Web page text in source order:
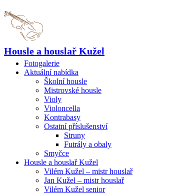
Housle a houslař Kužel
Fotogalerie
Aktuální nabídka
Školní housle
Mistrovské housle
Violy
Violoncella
Kontrabasy
Ostatní příslušenství
Struny
Futrály a obaly
Smyčce
Housle a houslař Kužel
Vilém Kužel – mistr houslař
Jan Kužel – mistr houslař
Vilém Kužel senior